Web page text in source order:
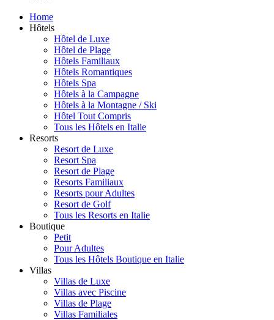
Home
Hôtels
Hôtel de Luxe
Hôtel de Plage
Hôtels Familiaux
Hôtels Romantiques
Hôtels Spa
Hôtels à la Campagne
Hôtels à la Montagne / Ski
Hôtel Tout Compris
Tous les Hôtels en Italie
Resorts
Resort de Luxe
Resort Spa
Resort de Plage
Resorts Familiaux
Resorts pour Adultes
Resort de Golf
Tous les Resorts en Italie
Boutique
Petit
Pour Adultes
Tous les Hôtels Boutique en Italie
Villas
Villas de Luxe
Villas avec Piscine
Villas de Plage
Villas Familiales